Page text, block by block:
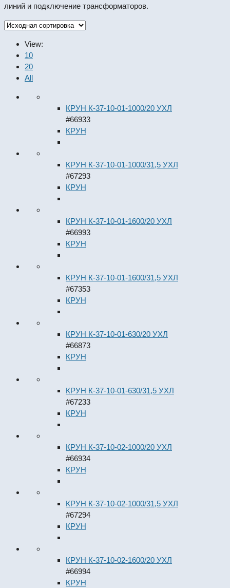
линий и подключение трансформаторов.
View:
10
20
All
КРУН К-37-10-01-1000/20 УХЛ
#66933
КРУН
КРУН К-37-10-01-1000/31,5 УХЛ
#67293
КРУН
КРУН К-37-10-01-1600/20 УХЛ
#66993
КРУН
КРУН К-37-10-01-1600/31,5 УХЛ
#67353
КРУН
КРУН К-37-10-01-630/20 УХЛ
#66873
КРУН
КРУН К-37-10-01-630/31,5 УХЛ
#67233
КРУН
КРУН К-37-10-02-1000/20 УХЛ
#66934
КРУН
КРУН К-37-10-02-1000/31,5 УХЛ
#67294
КРУН
КРУН К-37-10-02-1600/20 УХЛ
#66994
КРУН